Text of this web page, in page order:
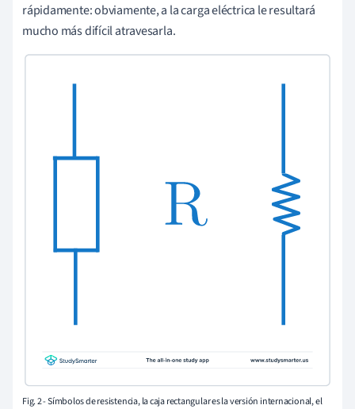
rápidamente: obviamente, a la carga eléctrica le resultará
mucho más difícil atravesarla.
Fig. 2 - Símbolos de resistencia, la caja rectangular es la versión internacional, el